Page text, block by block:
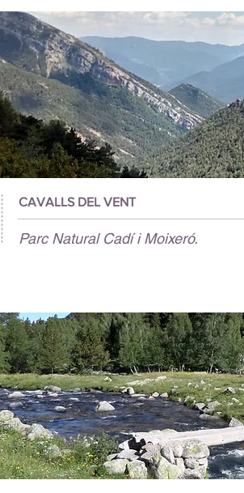
Parc Natural Cadí i Moixeró.
CAVALLS DEL VENT